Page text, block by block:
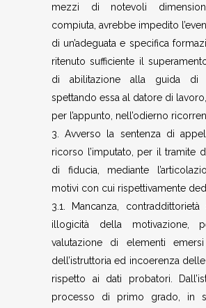
mezzi di notevoli
compiuta, avrebbe impedito
di un’adeguata e specifica
ritenuto sufficiente il
di abilitazione alla guida di
spettando essa al datore di
per l’appunto, nell’odierno
3. Avverso la sentenza di
ricorso l’imputato, per il tramite
di fiducia, mediante
motivi con cui rispettivamente
3.1. Mancanza, contraddittorietà
illogicità della motivazione,
valutazione di elementi
dell’istruttoria ed incoerenza
rispetto ai dati probatori.
processo di primo grado, in